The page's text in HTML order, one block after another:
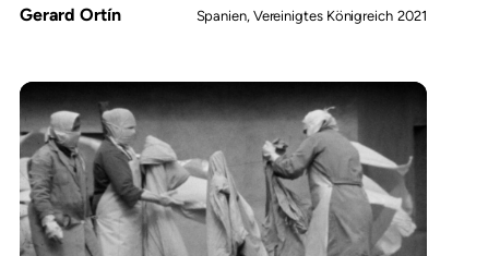
Gerard Ortín Spanien, Vereinigtes Königreich 2021